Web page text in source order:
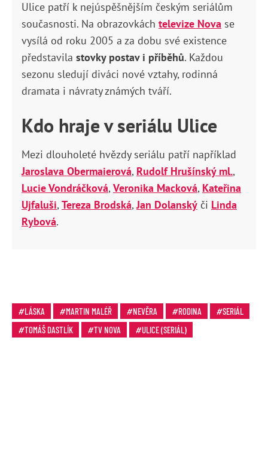
Ulice patří k nejúspěšnějším českým seriálům
současnosti. Na obrazovkách televize Nova se
vysílá od roku 2005 a za dobu své existence
představila stovky postav i příběhů. Každou
sezonu sledují diváci nové vztahy, rodinná
dramata i návraty známých tváří.
Kdo hraje v seriálu Ulice
Mezi dlouholeté hvězdy seriálu patří například
Jaroslava Obermaierová, Rudolf Hrušínský ml.,
Lucie Vondráčková,Veronika Macková, Kateřina
Ujfaluši,Tereza Brodská,Jan Dolanský či Linda
Rybová.
LÁSKA MARTIN MALÉŘ NEVĚRA RODINA
SERIÁL
TOMÁŠ DASTLÍK
TV NOVA ULICE (SERIÁL)